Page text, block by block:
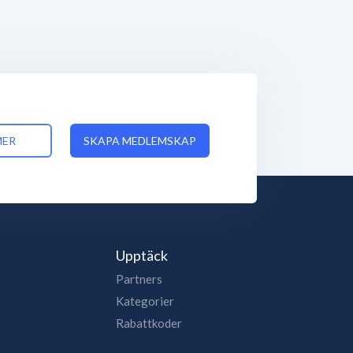
SKAPA MEDLEMSKAP
Upptäck
Partners
Kategorier
Rabattkoder